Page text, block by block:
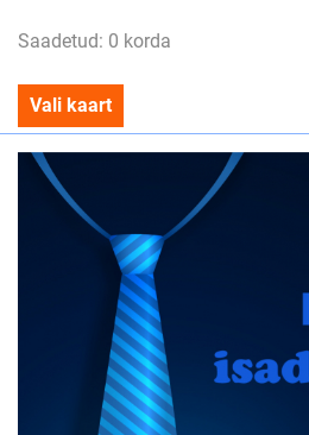
Saadetud: 0 korda
Vali kaart